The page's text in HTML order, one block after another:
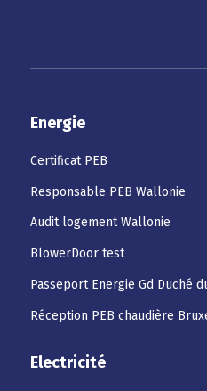
Energie
Certificat PEB
Responsable PEB Wallonie
Audit logement Wallonie
BlowerDoor test
Passeport Energie Gd Duché
Réception PEB chaudière
Electricité